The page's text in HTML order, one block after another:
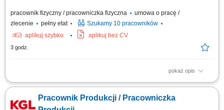
pracownik fizyczny / pracowniczka fizyczna
umowa o pracę /
zlecenie
pełny etat
Szukamy 10 pracowników
aplikuj szybko
aplikuj bez CV
3 godz.
pokaż opis
Opis stanowiska Realizacja zadań związanych z bieżącym procesem
instrukcjami. Montaż elementów oraz kontrola jakości gotowych wyrobów.
Dbanie o prawidłowy przebieg produkcji oraz porządek na stanowisku
Pracownik Produkcji / Pracowniczka